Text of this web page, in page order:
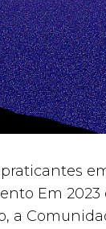
​Em 2023
a